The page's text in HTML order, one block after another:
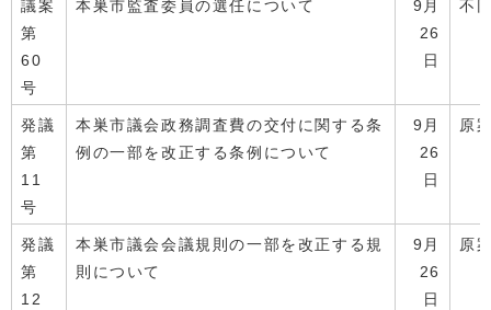
議案
第
60
号
本巣市監査委員の選任について
9月
26
日
不
発議
第
11
号
本巣市議会政務調査費の交付に関する条
例の一部を改正する条例について
9月
26
日
原
発議
第
12
本巣市議会会議規則の一部を改正する規
則について
9月
26
日
原